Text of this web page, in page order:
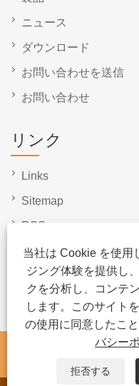
当社は Cookie を使用
ジング体験を提供し
クを分析し、コンテ
します。このサイト
の使用に同意したこ
バシー
拒否する
ニュース
ダウンロード
お問い合わせを送信
お問い合わせ
リンク
Links
Sitemap
RSS
XML
プライバシーポリシー
著作権 © 2024 寧波海洋屋